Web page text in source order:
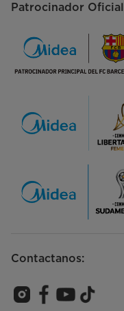
Patrocinador Oficial
Contactanos: